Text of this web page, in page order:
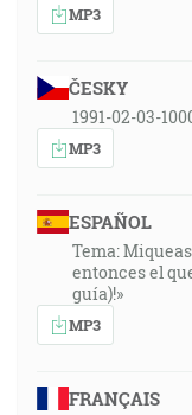
MP3
ČESKY
1991-02-03-
MP3
ESPAÑOL
Tema:
entonces el
guía)!»
MP3
FRANÇAIS